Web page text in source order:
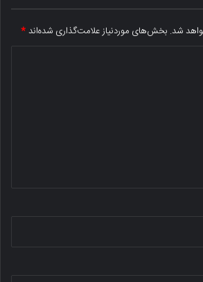
شد. بخش‌های موردنیاز علامت‌گذاری شده‌اند*